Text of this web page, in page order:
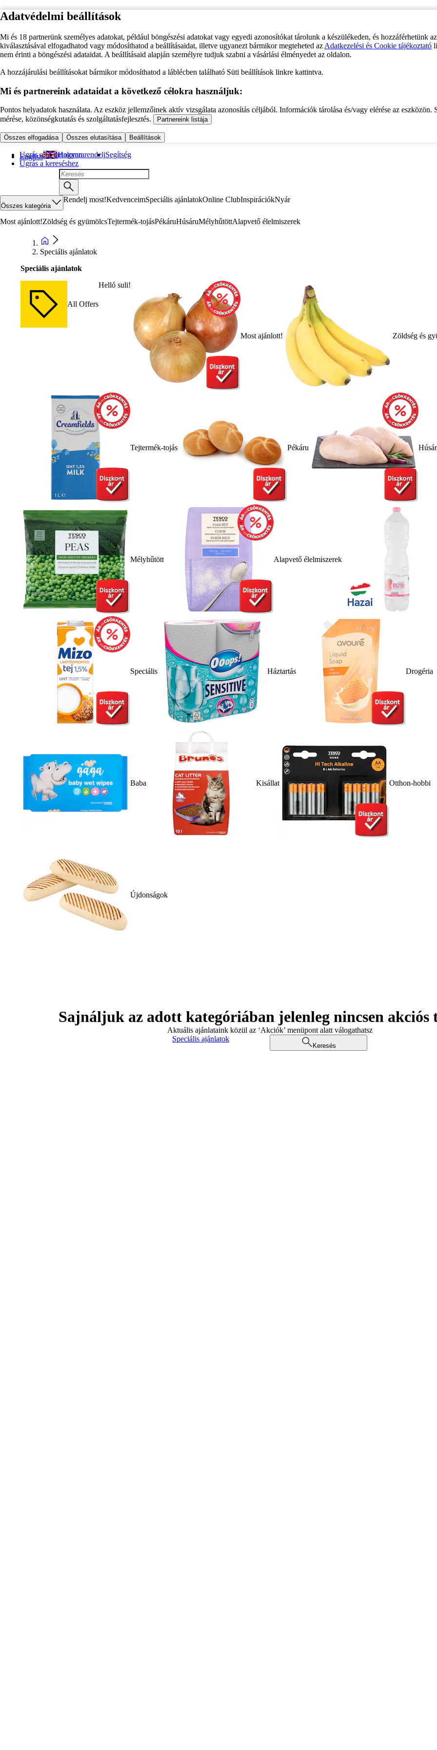
Adatvédelmi beállítások
Mi és 18 partnerünk személyes adatokat, például böngészési adatokat vagy egyedi azonosítókat tárolunk a készülékeden, és hozzáférhetünk
kiválasztásával elfogadhatod vagy módosíthatod a beállításaidat, illetve ugyanezt bármikor megteheted az Adatkezelési és Cookie tájékoztató
nem érinti a böngészési adataidat. A beállításaid alapján személyre tudjuk szabni a vásárlási élményedet az oldalon.
A hozzájárulási beállításokat bármikor módosíthatod a láblécben található Süti beállítások linkre kattintva.
Mi és partnereink adataidat a következő célokra használjuk:
Pontos helyadatok használata. Az eszköz jellemzőinek aktív vizsgálata azonosítás céljából. Információk tárolása és/vagy elérése az eszközön.
mérése, közönségkutatás és szolgáltatásfejlesztés.
Partnereink listája
Összes elfogadása Összes elutasítása Beállítások
Ugrás a fő tartalomra
Ugrás a kereséshez
English Hogyan rendeljSegítség
Összes kategória
Rendelj most!KedvenceimSpeciális ajánlatokOnline ClubInspirációkNyár
Most ajánlott!Zöldség és gyümölcsTejtermék-tojásPékáruHúsáruMélyhűtöttAlapvető élelmiszerek
Speciális ajánlatok
Speciális ajánlatok
All Offers
Helló suli!
Most ajánlott! Zöldség és
Tejtermék-tojás Pékáru
Mélyhűtött Alapvető élelmiszerek
Speciális Háztartás Drogéria
Baba Kisállat Otthon-hobbi
Újdonságok
Sajnáljuk az adott kategóriában jelenleg nincsen akciós
Aktuális ajánlataink közül az ‘Akciók’ menüpont alatt válogathatsz
Speciális ajánlatok
Keresés